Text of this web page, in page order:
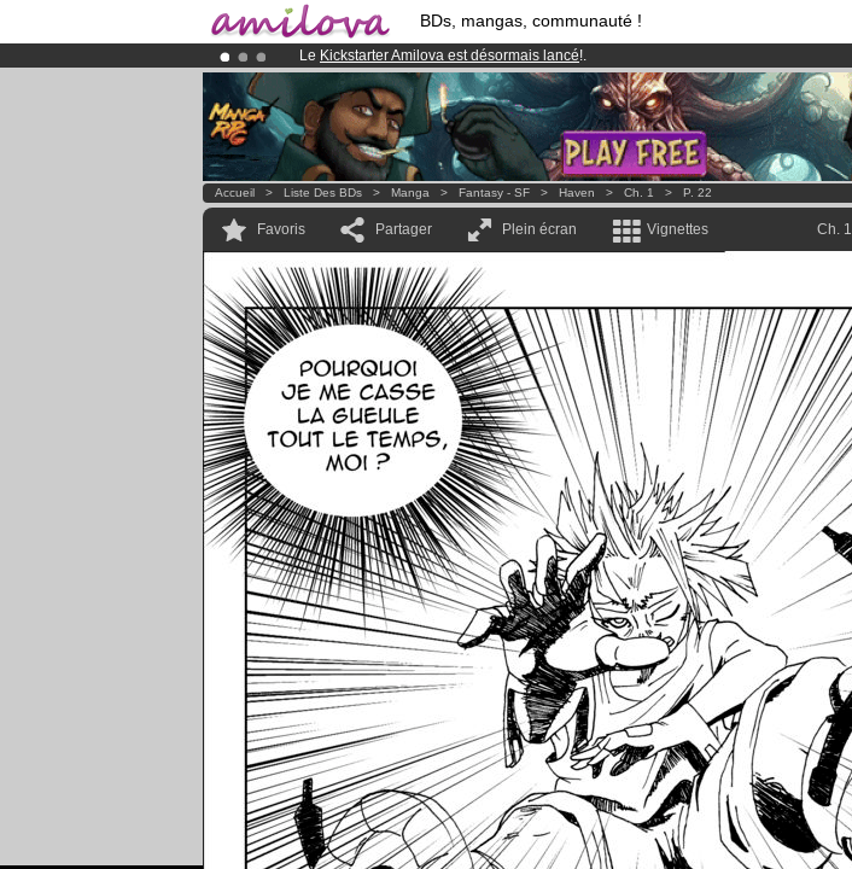
BDs, mangas, communauté !
Le Kickstarter Amilova est désormais lancé!.
Abonnement premium: à partir de3.95 eurospar mois !Clique ici pour t'abonner
Déjà 134393membreset 1208BDs & Mangas!
Accueil > Liste Des BDs > Manga > Fantasy - SF > Haven > Ch. 1 > P. 22
Favoris Partager Plein écran Vignettes Ch. 1